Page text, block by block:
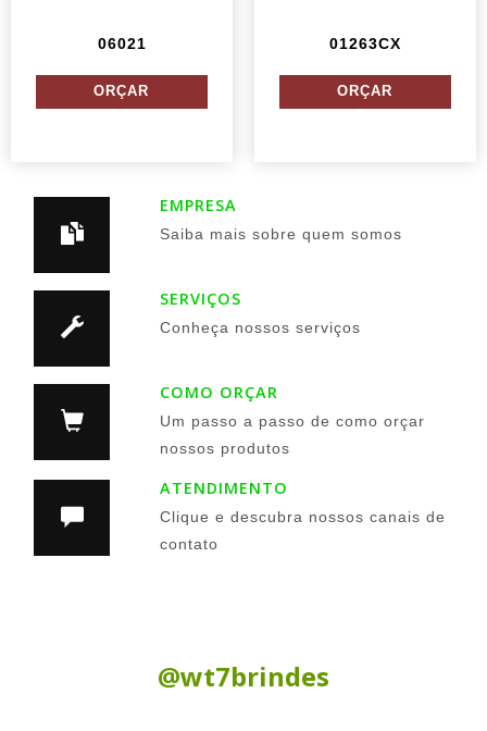
06021 01263CX
EMPRESA
Saiba mais sobre quem somos
SERVIÇOS
Conheça nossos serviços
COMO ORÇAR
Um passo a passo de como orçar
nossos produtos
ATENDIMENTO
Clique e descubra nossos canais de
contato
@wt7brindes